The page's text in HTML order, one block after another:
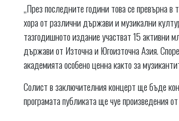
„През последните години това се превърна
хора от различни държави и музикални
тазгодишното издание участват 15
държави от Източна и Югоизточна Азия.
академията особено ценна както за
Солист в заключителния концерт ще бъде
програмата публиката ще чуе